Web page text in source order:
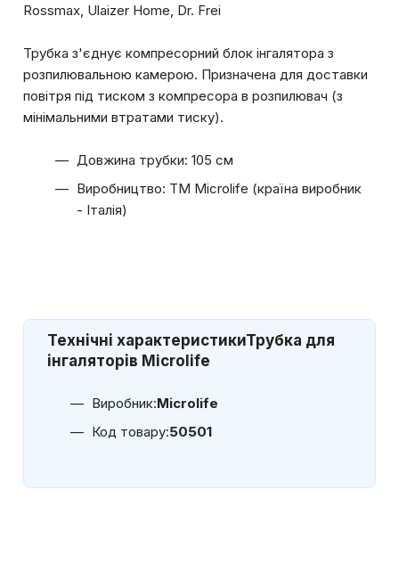
Rossmax, Ulaizer Home, Dr. Frei
Трубка з'єднує компресорний блок інгалятора з
розпилювальною камерою. Призначена для доставки
повітря під тиском з компресора в розпилювач (з
мінімальними втратами тиску).
Довжина трубки: 105 см
Виробництво: ТМ Microlife (країна виробник
- Італія)
Технічні характеристикиТрубка для
інгаляторів Microlife
Виробник:Microlife
Код товару:50501